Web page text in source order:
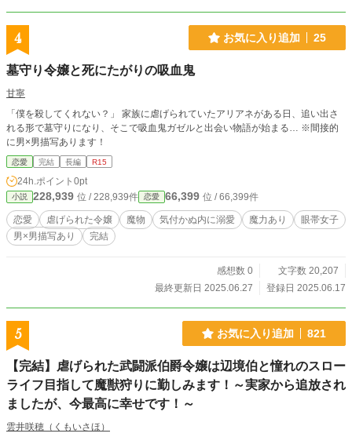
4 お気に入り追加 25
墓守り令嬢と死にたがりの吸血鬼
甘寧
「僕を殺してくれない？」 家族に虐げられていたアリアネがある日、追い出さ
れる形で墓守りになり、そこで吸血鬼ガゼルと出会い物語が始まる… ※間接的
に男×男描写あります！
恋愛 完結 長編 R15
24h.ポイント 0pt
小説 228,939 位 / 228,939件 恋愛 66,399 位 / 66,399件
恋愛 虐げられた令嬢 魔物 気付かぬ内に溺愛 魔力あり
眼帯女子
男×男描写あり
完結
感想数 0
文字数 20,207
最終更新日 2025.06.27
登録日 2025.06.17
5 お気に入り追加 821
【完結】虐げられた武闘派伯爵令嬢は辺境伯と憧れのスロー
ライフ目指して魔獣狩りに勤しみます！～実家から追放され
ましたが、今最高に幸せです！～
雲井咲穂（くもいさほ）